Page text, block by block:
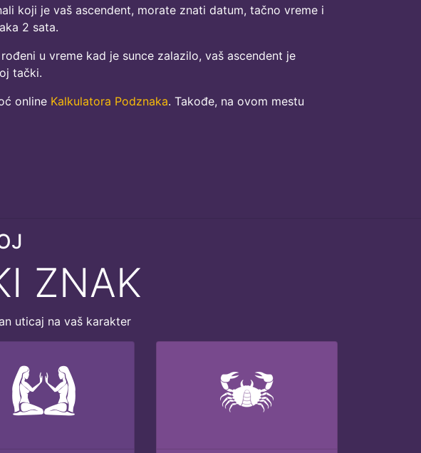
koji je vaš ascendent, morate znati datum, tačno vreme i
2 sata.
u vreme kad je sunce zalazilo, vaš ascendent je
tački.
online Kalkulatora Podznaka. Takođe, na ovom mestu
ZNAK
uticaj na vaš karakter